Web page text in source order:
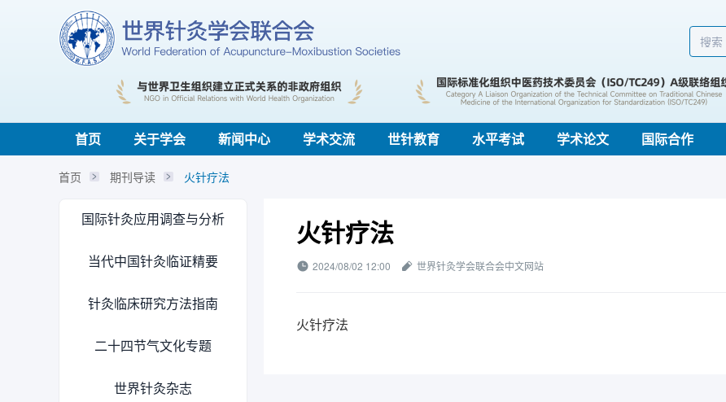
首页 关于学会 新闻中心 学术交流 世针教育 水平考试 学术论文 国际合作
首页 期刊导读 火针疗法
国际针灸应用调查与分析
当代中国针灸临证精要
针灸临床研究方法指南
二十四节气文化专题
世界针灸杂志
火针疗法
2024/08/02 12:00 世界针灸学会联合会中文网站
火针疗法